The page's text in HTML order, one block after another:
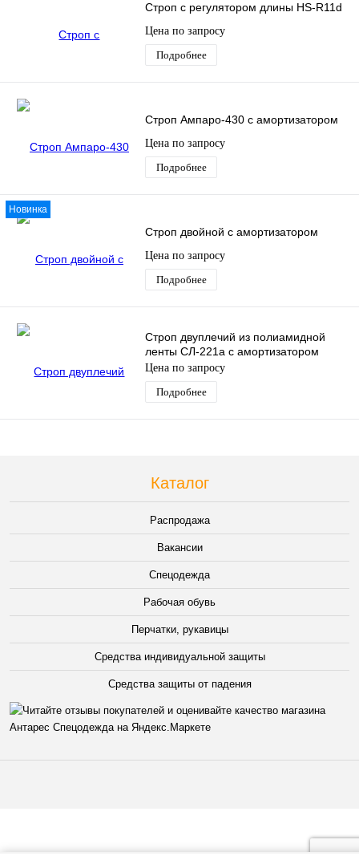
Строп с регулятором длины HS-R11d
Цена по запросу
Подробнее
Строп Ампаро-430 с амортизатором
Цена по запросу
Подробнее
Новинка
Строп двойной с амортизатором
Цена по запросу
Подробнее
Строп двуплечий из полиамидной
ленты СЛ-221а с амортизатором
Цена по запросу
Подробнее
Каталог
Распродажа
Вакансии
Спецодежда
Рабочая обувь
Перчатки, рукавицы
Средства индивидуальной защиты
Средства защиты от падения